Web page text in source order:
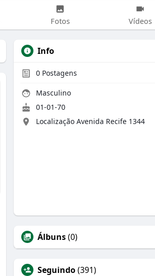
Fotos Vídeos
Info
0 Postagens
Masculino
01-01-70
Localização Avenida Recife 1344
Álbuns(0)
Seguindo(391)